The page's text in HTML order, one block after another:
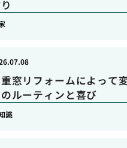
窓リフォームによって
ルーティンと喜び
識